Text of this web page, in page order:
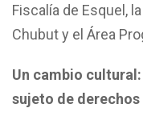
Fiscalía de Esquel,
Chubut y el Área
Un cambio
sujeto de derechos